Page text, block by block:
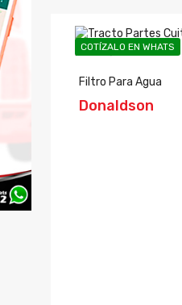
COTÍZALO EN WHATS
Filtro Para Agua
Donaldson